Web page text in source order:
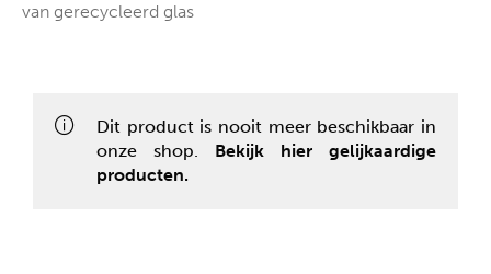
van gerecycleerd glas
Dit product is nooit meer beschikbaar in
onze shop. Bekijk hier gelijkaardige
producten.